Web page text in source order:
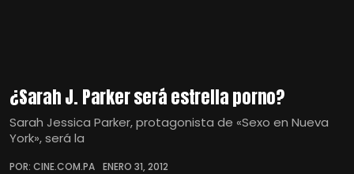
¿Sarah J. Parker será estrella porno?
Sarah Jessica Parker, protagonista de «Sexo en Nueva
York», será la
POR: CINE.COM.PA ENERO 31, 2012